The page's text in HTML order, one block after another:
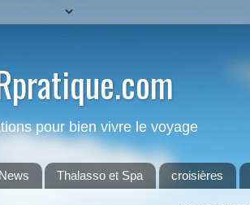
pour bien vivre le voyage
News Thalasso et Spa croisières